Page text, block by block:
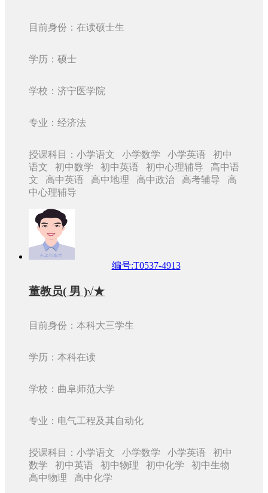
目前身份：在读硕士生
学历：硕士
学校：济宁医学院
专业：经济法
授课科目：小学语文 小学数学 小学英语 初中
语文 初中数学 初中英语 初中心理辅导 高中语
文 高中英语 高中地理 高中政治 高考辅导 高
中心理辅导
编号:T0537-4913
董教员( 男 )√★
目前身份：本科大三学生
学历：本科在读
学校：曲阜师范大学
专业：电气工程及其自动化
授课科目：小学语文 小学数学 小学英语 初中
数学 初中英语 初中物理 初中化学 初中生物
高中物理 高中化学